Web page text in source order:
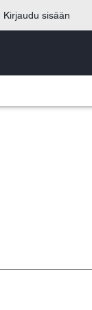
Kirjaudu sisään